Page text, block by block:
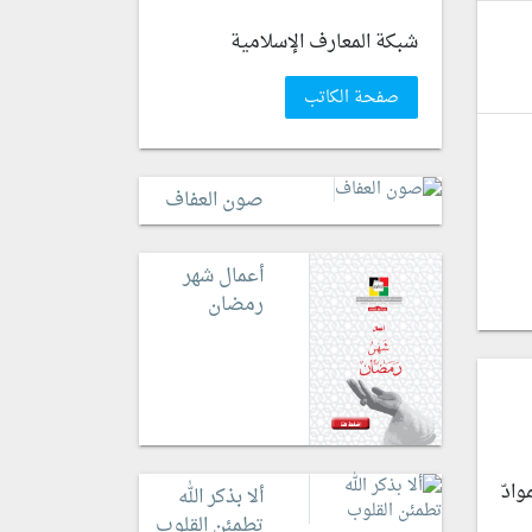
شبكة المعارف الإسلامية
صفحة الكاتب
صون العفاف
أعمال شهر
رمضان
ألا بذكر الله